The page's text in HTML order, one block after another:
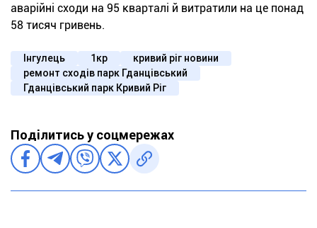
аварійні сходи на 95 кварталі й витратили на це понад
58 тисяч гривень.
Інгулець 1кр
кривий ріг новини
ремонт сходів парк Гданцівський
Гданцівський парк Кривий Ріг
Поділитись у соцмережах